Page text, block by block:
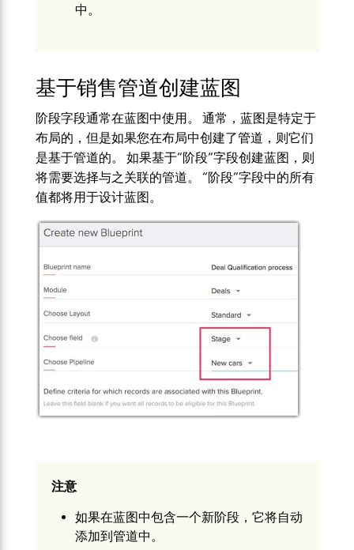
中。
基于销售管道创建蓝图
阶段字段通常在蓝图中使用。 通常，蓝图是特定于
布局的，但是如果您在布局中创建了管道，则它们
是基于管道的。 如果基于“阶段”字段创建蓝图，则
将需要选择与之关联的管道。 “阶段”字段中的所有
值都将用于设计蓝图。
注意
如果在蓝图中包含一个新阶段，它将自动
添加到管道中。